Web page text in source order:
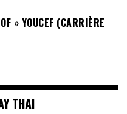
» YOUCEF (CARRIÈRE
THAI